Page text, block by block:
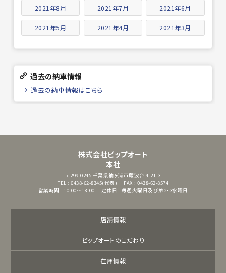
2021年8月 2021年7月 2021年6月
2021年5月 2021年4月 2021年3月
過去の納車情報
過去の納車情報はこちら
株式会社ビップオート
本社
〒299-0245 千葉県袖ヶ浦市蔵波台 4-21-3
TEL : 0438-62-8345(代表)
FAX : 0438-62-8574
営業時間 : 10:00～18:00
定休日 : 毎週火曜日及び第2・3水曜日
店舗情報
ビップオートのこだわり
在庫情報